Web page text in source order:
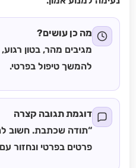
מה כן עושים?
מגיבים מהר, בטון
להמשך טיפול בפרטי.
דוגמת תגובה קצרה
“תודה שכתבת. חשוב
פרטים בפרטי ונחזור